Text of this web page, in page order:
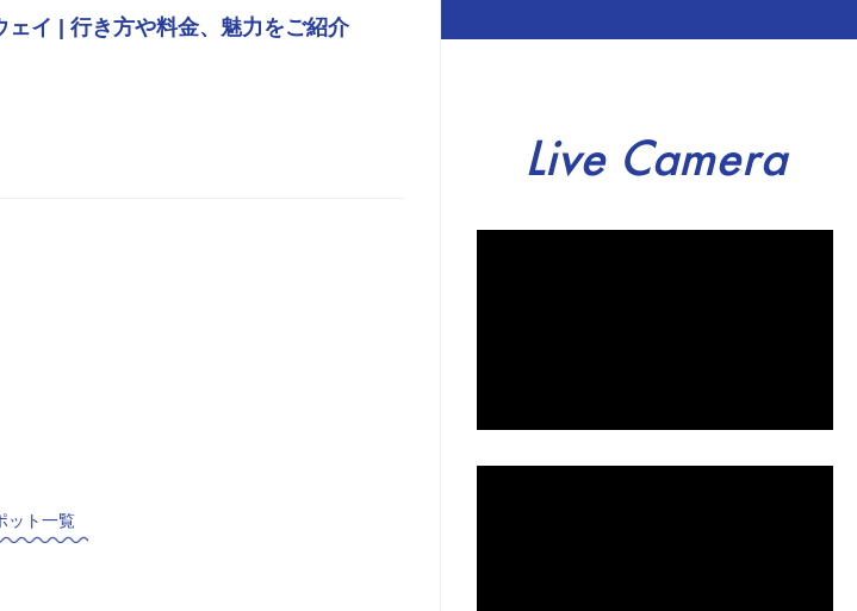
イ | 行き方や料金、魅力をご紹介
ット一覧
Live Camera